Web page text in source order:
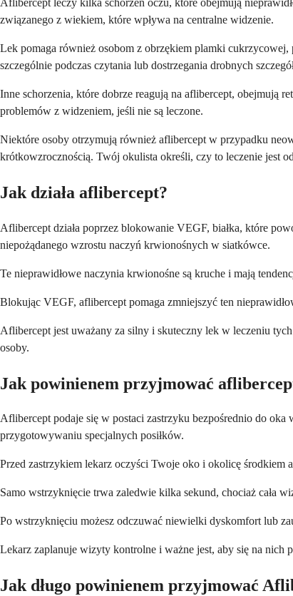
związanego z wiekiem, które wpływa na centralne widzenie.
Lek pomaga również osobom z obrzękiem plamki
szczególnie podczas czytania lub dostrzegania drobnych
Inne schorzenia, które dobrze reagują na aflibercept, obejmują
problemów z widzeniem, jeśli nie są leczone.
Niektóre osoby otrzymują również aflibercept w przypadku
krótkowzrocznością. Twój okulista określi, czy to leczenie jest
Jak działa aflibercept?
Aflibercept działa poprzez blokowanie VEGF, białka, które
niepożądanego wzrostu naczyń krwionośnych w siatkówce.
Te nieprawidłowe naczynia krwionośne są kruche i mają
Blokując VEGF, aflibercept pomaga zmniejszyć ten
Aflibercept jest uważany za silny i skuteczny lek w leczeniu
osoby.
Jak powinienem przyjmować
Aflibercept podaje się w postaci zastrzyku bezpośrednio do
przygotowywaniu specjalnych posiłków.
Przed zastrzykiem lekarz oczyści Twoje oko i okolicę środkiem
Samo wstrzyknięcie trwa zaledwie kilka sekund, chociaż cała
Po wstrzyknięciu możesz odczuwać niewielki dyskomfort lub
Lekarz zaplanuje wizyty kontrolne i ważne jest, aby się na nich
Jak długo powinienem przyjmować